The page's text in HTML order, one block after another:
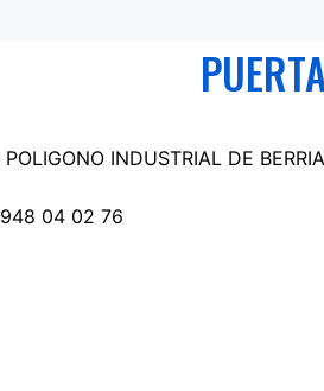
POLIGONO INDUSTRIAL DE
948 04 02 76